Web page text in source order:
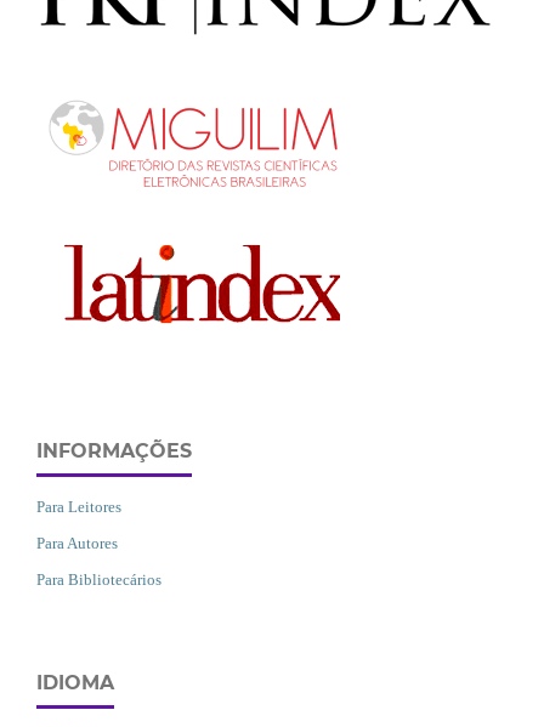
INFORMAÇÕES
Para Leitores
Para Autores
Para Bibliotecários
IDIOMA